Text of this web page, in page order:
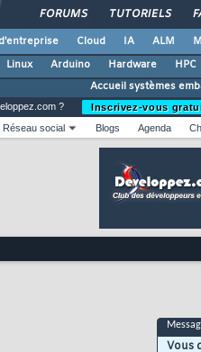
FORUMS TUTORIELS
Cloud IA ALM
Linux Arduino Hardware HPC
Accueil systèmes
?
Inscrivez-vous
Réseau social Blogs Agenda
Vous